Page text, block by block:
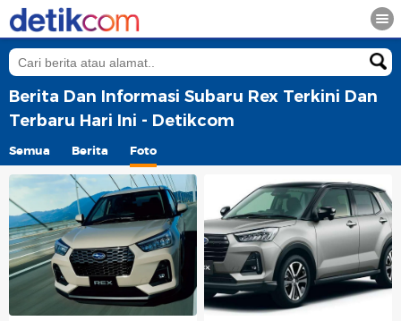
Berita Dan Informasi Subaru Rex Terkini Dan
Terbaru Hari Ini - Detikcom
Semua Berita Foto